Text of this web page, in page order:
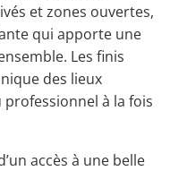
et zones ouvertes,
qui apporte une
Les finis
des lieux
à la fois
accès à une belle